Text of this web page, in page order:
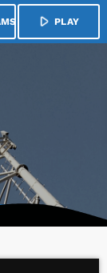
play_arrow PLAY